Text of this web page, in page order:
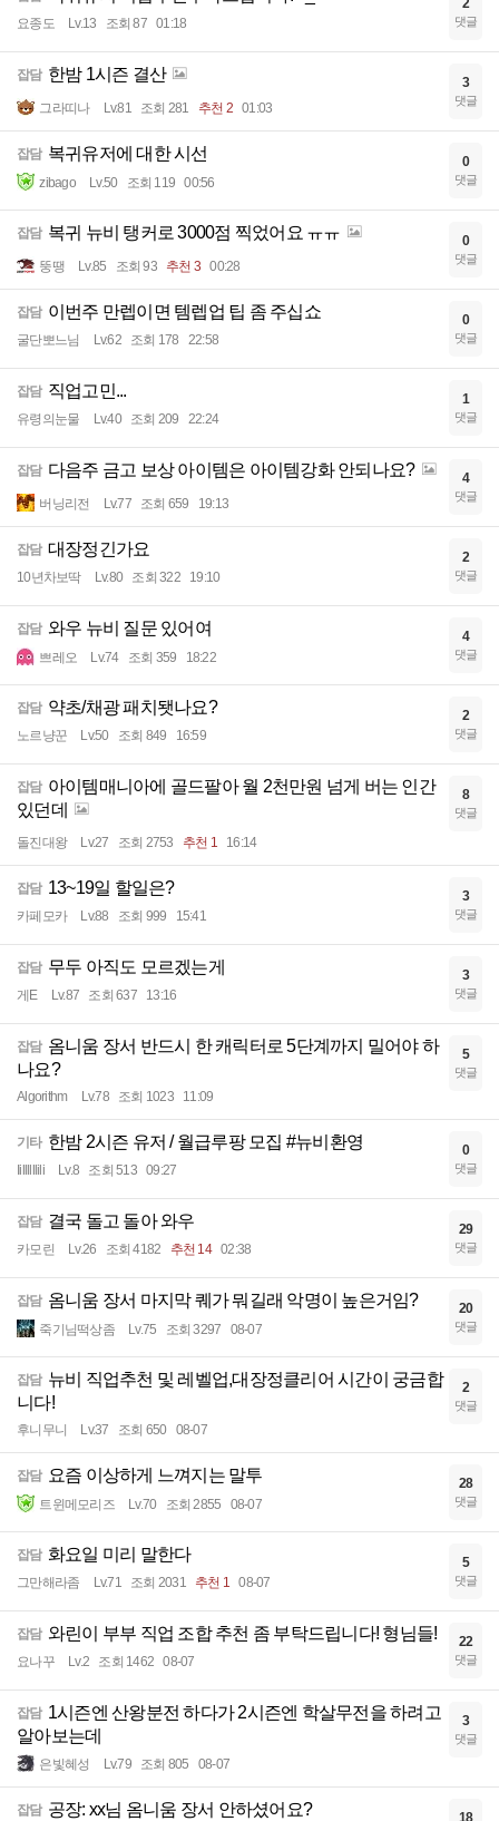
요종도 Lv.13 조회 87 01:18
2
댓글
잡담 한밤 1시즌 결산
그라띠나 Lv.81 조회 281 추천 2 01:03
3
댓글
잡담 복귀유저에 대한 시선
zibago Lv.50 조회 119 00:56
0
댓글
잡담 복귀 뉴비 탱커로 3000점 찍었어요 ㅠㅠ
뚱땡 Lv.85 조회 93 추천 3 00:28
0
댓글
잡담 이번주 만렙이면 템렙업 팁 좀 주십쇼
굴단뽀느님 Lv.62 조회 178 22:58
0
댓글
잡담 직업고민...
유령의눈물 Lv.40 조회 209 22:24
1
댓글
잡담 다음주 금고 보상 아이템은 아이템강화 안되나요?
버닝리전 Lv.77 조회 659 19:13
4
댓글
잡담 대장정긴가요
10년차보딱 Lv.80 조회 322 19:10
2
댓글
잡담 와우 뉴비 질문 있어여
쁘레오 Lv.74 조회 359 18:22
4
댓글
잡담 약초/채광 패치됏나요?
노르냥꾼 Lv.50 조회 849 16:59
2
댓글
잡담 아이템매니아에 골드팔아 월 2천만원 넘게 버는 인간
있던데
돌진대왕 Lv.27 조회 2753 추천 1 16:14
8
댓글
잡담 13~19일 할일은?
카페모카 Lv.88 조회 999 15:41
3
댓글
잡담 무두 아직도 모르겠는게
게E Lv.87 조회 637 13:16
3
댓글
잡담 옴니움 장서 반드시 한 캐릭터로 5단계까지 밀어야 하
나요?
Algorithm Lv.78 조회 1023 11:09
5
댓글
기타 한밤 2시즌 유저 / 월급루팡 모집 #뉴비환영
Iillllllili Lv.8 조회 513 09:27
0
댓글
잡담 결국 돌고 돌아 와우
카모린 Lv.26 조회 4182 추천 14 02:38
29
댓글
잡담 옴니움 장서 마지막 퀘가 뭐길래 악명이 높은거임?
죽기님떡상좀 Lv.75 조회 3297 08-07
20
댓글
잡담 뉴비 직업추천 및 레벨업,대장정클리어 시간이 궁금합
니다!
후니무니 Lv.37 조회 650 08-07
2
댓글
잡담 요즘 이상하게 느껴지는 말투
트윈메모리즈 Lv.70 조회 2855 08-07
28
댓글
잡담 화요일 미리 말한다
그만해라좀 Lv.71 조회 2031 추천 1 08-07
5
댓글
잡담 와린이 부부 직업 조합 추천 좀 부탁드립니다! 형님들!
요나꾸 Lv.2 조회 1462 08-07
22
댓글
잡담 1시즌엔 산왕분전 하다가 2시즌엔 학살무전을 하려고
알아보는데
은빛혜성 Lv.79 조회 805 08-07
3
댓글
잡담 공장: xx님 옴니움 장서 안하셨어요?